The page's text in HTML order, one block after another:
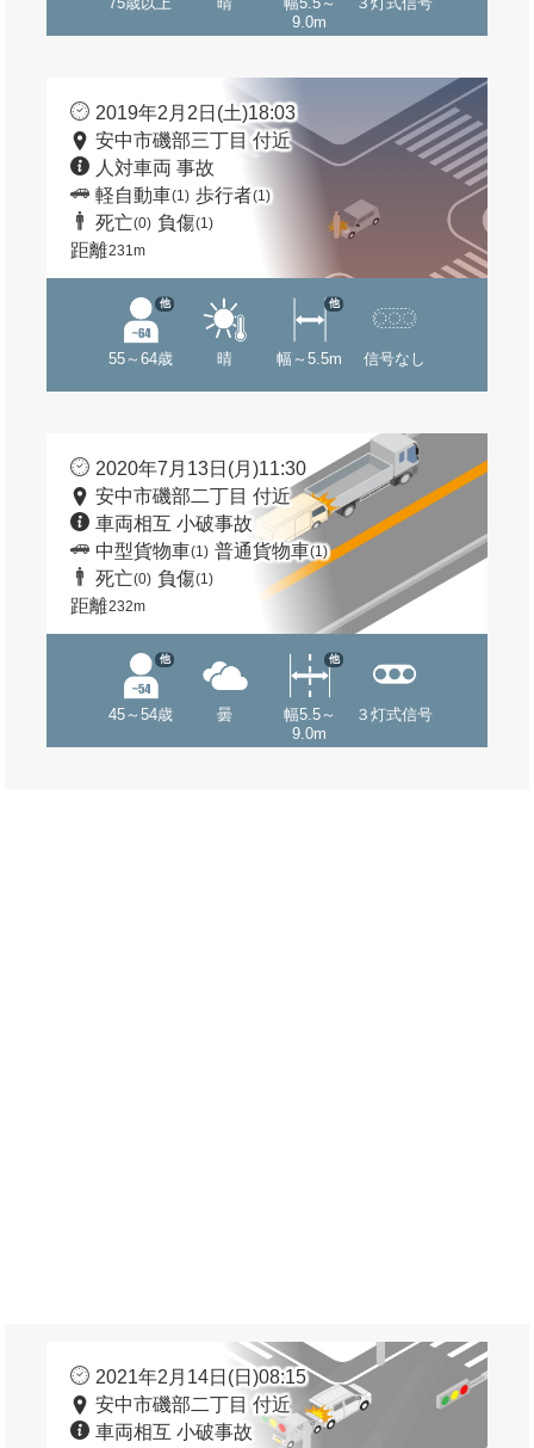
9.0m
2019年2月2日(土)18:03
安中市磯部三丁目 付近
人対車両 事故
軽自動車(1) 歩行者(1)
死亡(0) 負傷(1)
距離231m
55～64歳
他
晴 幅～5.5m
他
信号なし
2020年7月13日(月)11:30
安中市磯部二丁目 付近
車両相互 小破事故
中型貨物車(1) 普通貨物車(1)
死亡(0) 負傷(1)
距離232m
45～54歳
他
曇
幅5.5～
9.0m
他
３灯式信号
2021年2月14日(日)08:15
安中市磯部二丁目 付近
車両相互 小破事故